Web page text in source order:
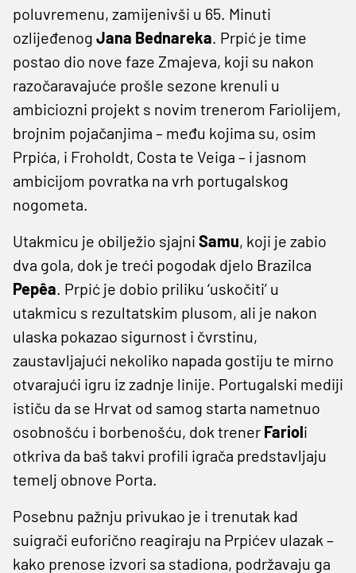
poluvremenu, zamijenivši u 65. Minuti
ozlijeđenog Jana Bednareka. Prpić je time
postao dio nove faze Zmajeva, koji su nakon
razočaravajuće prošle sezone krenuli u
ambiciozni projekt s novim trenerom Fariolijem,
brojnim pojačanjima – među kojima su, osim
Prpića, i Froholdt, Costa te Veiga – i jasnom
ambicijom povratka na vrh portugalskog
nogometa.
Utakmicu je obilježio sjajni Samu, koji je zabio
dva gola, dok je treći pogodak djelo Brazilca
Pepêa. Prpić je dobio priliku ‘uskočiti’ u
utakmicu s rezultatskim plusom, ali je nakon
ulaska pokazao sigurnost i čvrstinu,
zaustavljajući nekoliko napada gostiju te mirno
otvarajući igru iz zadnje linije. Portugalski mediji
ističu da se Hrvat od samog starta nametnuo
osobnošću i borbenošću, dok trener Farioli
otkriva da baš takvi profili igrača predstavljaju
temelj obnove Porta.
Posebnu pažnju privukao je i trenutak kad
suigrači euforično reagiraju na Prpićev ulazak –
kako prenose izvori sa stadiona, podržavaju ga